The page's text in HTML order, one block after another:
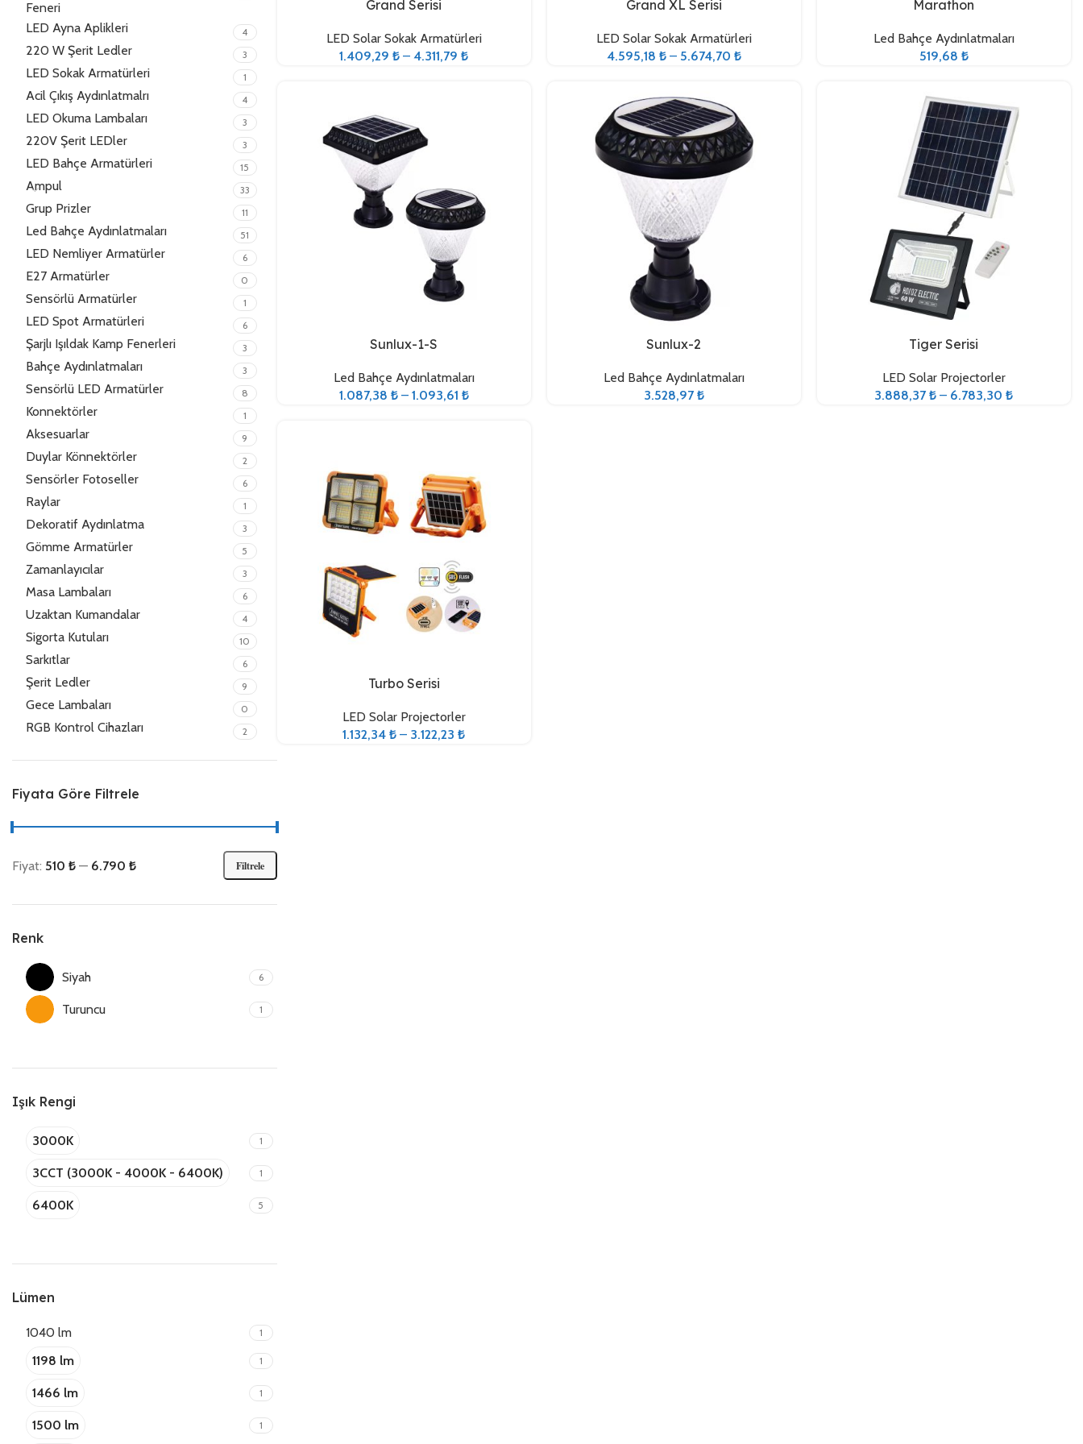
DUY: E14
Feneri
LED Ayna Aplikleri 4
220 W Şerit Ledler 3
LED Sokak Armatürleri 1
Acil Çıkış Aydınlatmalrı 4
LED Okuma Lambaları 3
220V Şerit LEDler 3
LED Bahçe Armatürleri 15
Ampul 33
Grup Prizler 11
Led Bahçe Aydınlatmaları 51
LED Nemliyer Armatürler 6
E27 Armatürler 0
Sensörlü Armatürler 1
LED Spot Armatürleri 6
Şarjlı Işıldak Kamp Fenerleri 3
Bahçe Aydınlatmaları 3
Sensörlü LED Armatürler 8
Konnektörler 1
Aksesuarlar 9
Duylar Könnektörler 2
Sensörler Fotoseller 6
Raylar 1
Dekoratif Aydınlatma 3
Gömme Armatürler 5
Zamanlayıcılar 3
Masa Lambaları 6
Uzaktan Kumandalar 4
Sigorta Kutuları 10
Sarkıtlar 6
Şerit Ledler 9
Gece Lambaları 0
RGB Kontrol Cihazları 2
Fiyata Göre Filtrele
Filtrele
Fiyat: 510 ₺ — 6.790 ₺
Renk
Siyah 6
Turuncu 1
Işık Rengi
3000K 1
3CCT (3000K - 4000K - 6400K) 1
6400K 5
Lümen
1040 lm 1
1198 lm 1
1466 lm 1
1500 lm 1
Grand Serisi
LED Solar Sokak Armatürleri
1.409,29₺ –4.311,79₺
Grand XL Serisi
LED Solar Sokak Armatürleri
4.595,18 ₺ – 5.674,70 ₺
Marathon
Led Bahçe Aydınlatmaları
519,68 ₺
Sunlux-1-S
Led Bahçe Aydınlatmaları
1.087,38 ₺ – 1.093,61 ₺
Sunlux-2
Led Bahçe Aydınlatmaları
3.528,97₺
Tiger Serisi
LED Solar Projectorler
3.888,37₺ – 6.783,30₺
Turbo Serisi
LED Solar Projectorler
1.132,34₺ – 3.122,23₺